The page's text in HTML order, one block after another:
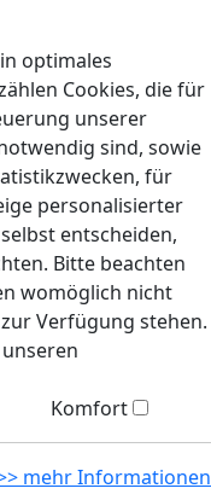
optimales
Cookies, die für
unserer
sind, sowie
für
personalisierter
entscheiden,
Bitte beachten
womöglich nicht
Verfügung stehen.
Komfort
mehr Informationen